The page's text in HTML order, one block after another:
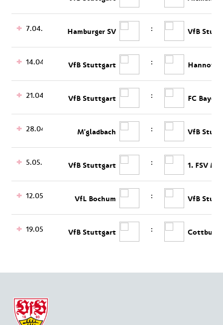
7.04. Hamburger SV : VfB
14.04. VfB Stuttgart :
21.04. VfB Stuttgart : FC
28.04. M'gladbach : VfB
5.05. VfB Stuttgart : 1. FSV
12.05. VfL Bochum : VfB
19.05. VfB Stuttgart : Cottbus